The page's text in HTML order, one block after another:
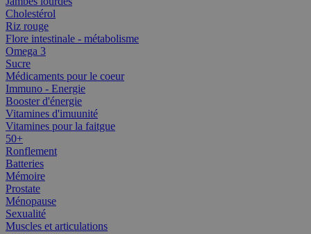
Cholestérol
Riz rouge
Flore intestinale - métabolisme
Omega 3
Sucre
Médicaments pour le coeur
Immuno - Energie
Booster d'énergie
Vitamines d'imuunité
Vitamines pour la faitgue
50+
Ronflement
Batteries
Mémoire
Prostate
Ménopause
Sexualité
Muscles et articulations